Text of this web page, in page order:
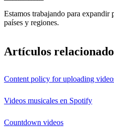
Estamos trabajando para expandir
países y regiones.
Artículos
Content policy for uploading
Videos musicales en Spotify
Countdown videos